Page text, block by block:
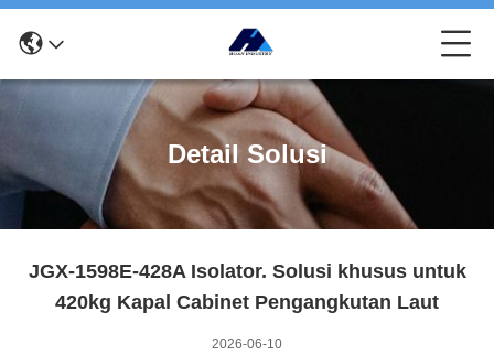
Detail Solusi
JGX-1598E-428A Isolator. Solusi khusus untuk
420kg Kapal Cabinet Pengangkutan Laut
2026-06-10